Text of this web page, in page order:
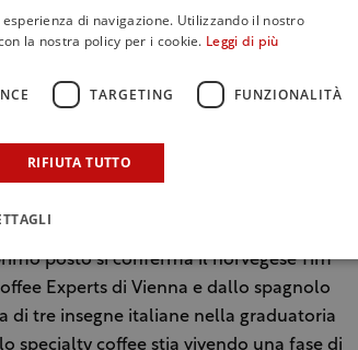
Ditta Artigianale era stata invece premiata
un ambiente contemporaneo
posto si conferma il norvegese Tim
Experts di Vienna e dallo spagnolo
di tre insegne italiane nella graduatoria
coffee stia vivendo una fase di
di navigazione. Utilizzando il nostro
la nostra policy per i cookie. Leggi di più
TARGETING FUNZIONALITÀ
RIFIUTA TUTTO